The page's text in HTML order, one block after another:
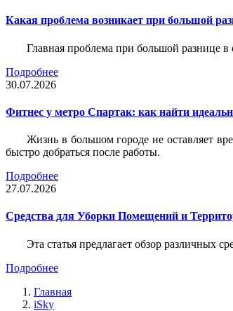
Какая проблема возникает при большой
Главная проблема при большой разнице
Подробнее
30.07.2026
Фитнес у метро Спартак: как найти
Жизнь в большом городе не оставляет
быстро добраться после работы.
Подробнее
27.07.2026
Средства для Уборки Помещений и
Эта статья предлагает обзор различных
Подробнее
Главная
iSky